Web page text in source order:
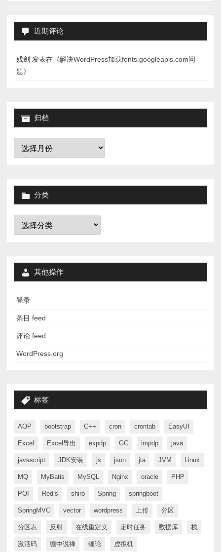
近期评论
残剑 发表在《解决WordPress加载fonts.googleapis.com问
题》
归档
归
分类
分
其他操作
登录
条目 feed
评论 feed
WordPress.org
标签
AOP bootstrap C++ cron crontab EasyUI
Excel Excel导出 expdp GC impdp java
javascript JDK安装 js json jta JVM Linux
MQ MyBatis MySQL Nginx oracle PHP
POI Redis shiro Spring springboot
SpringMVC vector wordpress 上传 分区
分区表 反射 在线重定义 定时任务 数据库 栈
激活码 缠中说禅 缠论 虚拟机